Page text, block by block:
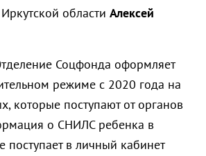
области Алексей
Соцфонда оформляет
режиме с 2020 года на
которые поступают от органов
о СНИЛС ребенка в
поступает в личный кабинет